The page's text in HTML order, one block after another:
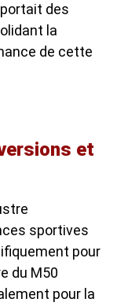
des
la
de cette
et
sportives
pour
du M50
pour la